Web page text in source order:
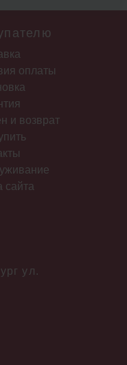
оплаты
и возврат
сайта
ул.